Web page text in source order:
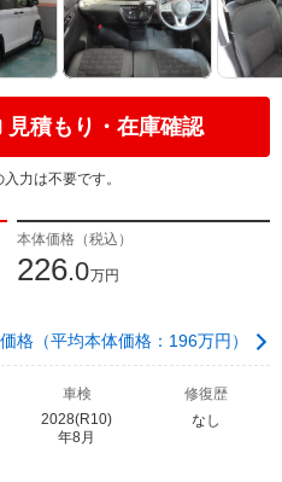
見積もり・在庫確認
力は不要です。
本体価格（税込）
226.0万円
格（平均本体価格：196万円）
車検
2028(R10)
年8月
修復歴
なし